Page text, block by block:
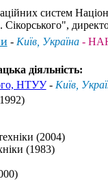
систем
Сікорського",
- Київ, Україна- НАН
діяльність:
НТУУ- Київ,
(2004)
(1983)